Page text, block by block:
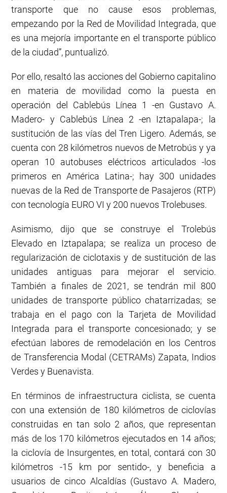
transporte que no cause esos problemas,
empezando por la Red de Movilidad Integrada, que
es una mejoría importante en el transporte público
de la ciudad”, puntualizó.
Por ello, resaltó las acciones del Gobierno capitalino
en materia de movilidad como la puesta en
operación del Cablebús Línea 1 -en Gustavo A.
Madero- y Cablebús Línea 2 -en Iztapalapa-; la
sustitución de las vías del Tren Ligero. Además, se
cuenta con 28 kilómetros nuevos de Metrobús y ya
operan 10 autobuses eléctricos articulados -los
primeros en América Latina-; hay 300 unidades
nuevas de la Red de Transporte de Pasajeros (RTP)
con tecnología EURO VI y 200 nuevos Trolebuses.
Asimismo, dijo que se construye el Trolebús
Elevado en Iztapalapa; se realiza un proceso de
regularización de ciclotaxis y de sustitución de las
unidades antiguas para mejorar el servicio.
También a finales de 2021, se tendrán mil 800
unidades de transporte público chatarrizadas; se
trabaja en el pago con la Tarjeta de Movilidad
Integrada para el transporte concesionado; y se
efectúan labores de remodelación en los Centros
de Transferencia Modal (CETRAMs) Zapata, Indios
Verdes y Buenavista.
En términos de infraestructura ciclista, se cuenta
con una extensión de 180 kilómetros de ciclovías
construidas en tan solo 2 años, que representan
más de los 170 kilómetros ejecutados en 14 años;
la ciclovía de Insurgentes, en total, contará con 30
kilómetros -15 km por sentido-, y beneficia a
usuarios de cinco Alcaldías (Gustavo A. Madero,